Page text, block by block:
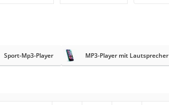
Sport-Mp3-Player MP3-Player mit Lautsprecher